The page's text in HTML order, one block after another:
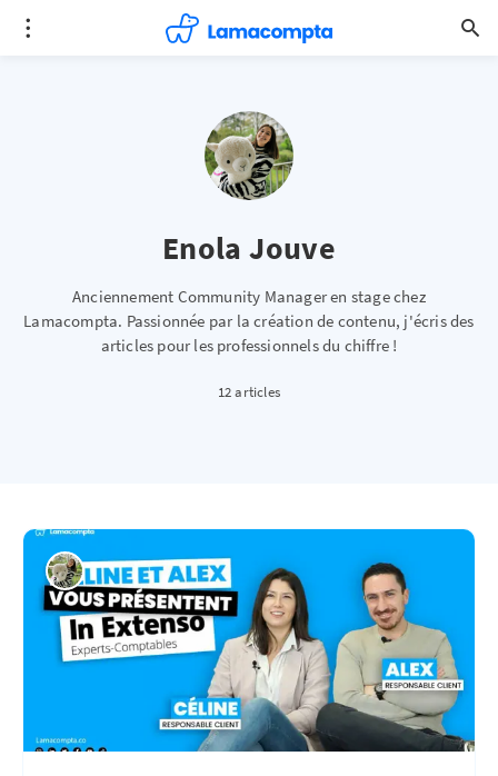
Enola Jouve
Anciennement Community Manager en stage chez
Lamacompta. Passionnée par la création de contenu, j'écris des
articles pour les professionnels du chiffre !
12 articles